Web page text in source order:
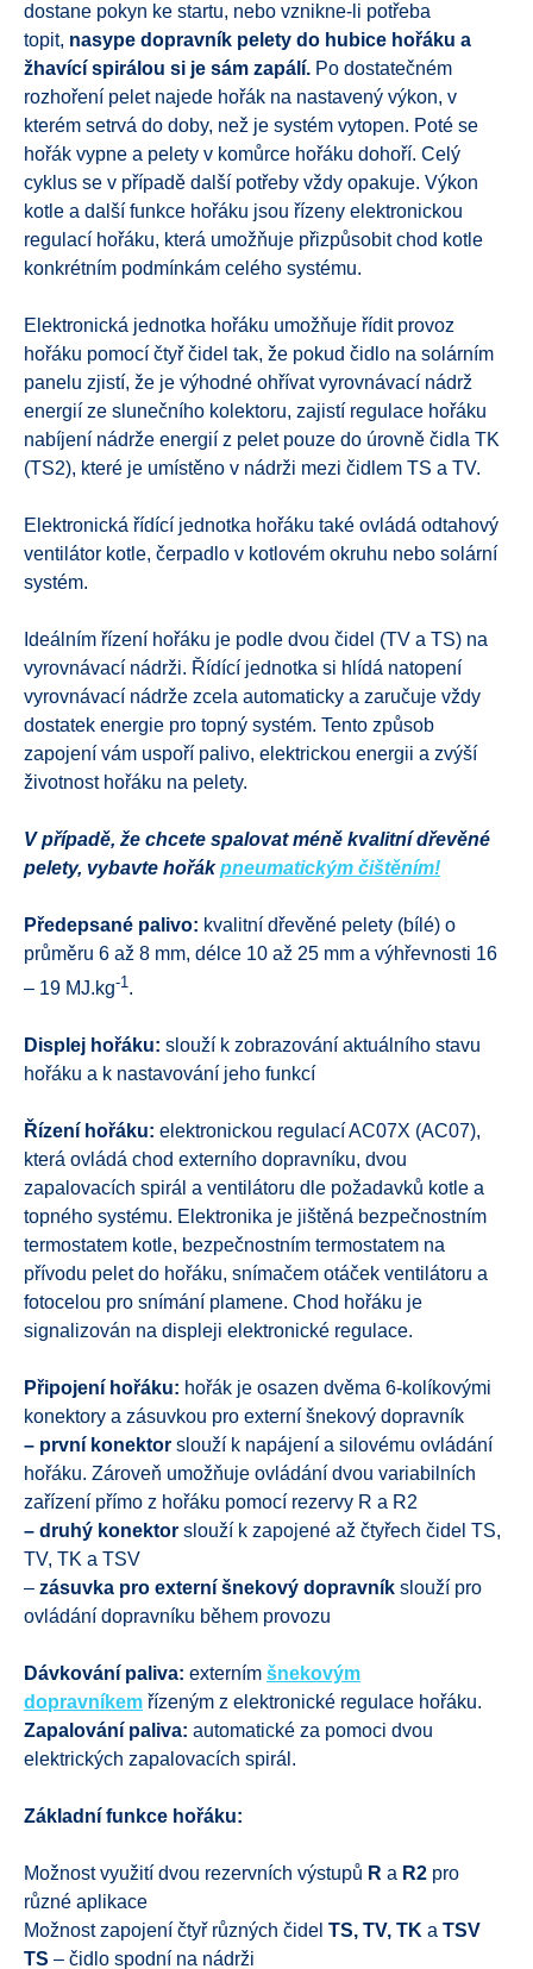
dostane pokyn ke startu, nebo vznikne-li potřeba
topit, nasype dopravník pelety do hubice hořáku a
žhavící spirálou si je sám zapálí. Po dostatečném
rozhoření pelet najede hořák na nastavený výkon, v
kterém setrvá do doby, než je systém vytopen. Poté se
hořák vypne a pelety v komůrce hořáku dohoří. Celý
cyklus se v případě další potřeby vždy opakuje. Výkon
kotle a další funkce hořáku jsou řízeny elektronickou
regulací hořáku, která umožňuje přizpůsobit chod kotle
konkrétním podmínkám celého systému.
Elektronická jednotka hořáku umožňuje řídit provoz
hořáku pomocí čtyř čidel tak, že pokud čidlo na solárním
panelu zjistí, že je výhodné ohřívat vyrovnávací nádrž
energií ze slunečního kolektoru, zajistí regulace hořáku
nabíjení nádrže energií z pelet pouze do úrovně čidla TK
(TS2), které je umístěno v nádrži mezi čidlem TS a TV.
Elektronická řídící jednotka hořáku také ovládá odtahový
ventilátor kotle, čerpadlo v kotlovém okruhu nebo solární
systém.
Ideálním řízení hořáku je podle dvou čidel (TV a TS) na
vyrovnávací nádrži. Řídící jednotka si hlídá natopení
vyrovnávací nádrže zcela automaticky a zaručuje vždy
dostatek energie pro topný systém. Tento způsob
zapojení vám uspoří palivo, elektrickou energii a zvýší
životnost hořáku na pelety.
V případě, že chcete spalovat méně kvalitní dřevěné
pelety, vybavte hořákpneumatickým čištěním!
Předepsané palivo: kvalitní dřevěné pelety (bílé) o
průměru 6 až 8 mm, délce 10 až 25 mm a výhřevnosti 16
– 19 MJ.kg-1.
Displej hořáku: slouží k zobrazování aktuálního stavu
hořáku a k nastavování jeho funkcí
Řízení hořáku: elektronickou regulací AC07X (AC07),
která ovládá chod externího dopravníku, dvou
zapalovacích spirál a ventilátoru dle požadavků kotle a
topného systému. Elektronika je jištěná bezpečnostním
termostatem kotle, bezpečnostním termostatem na
přívodu pelet do hořáku, snímačem otáček ventilátoru a
fotocelou pro snímání plamene. Chod hořáku je
signalizován na displeji elektronické regulace.
Připojení hořáku: hořák je osazen dvěma 6-kolíkovými
konektory a zásuvkou pro externí šnekový dopravník
– první konektor slouží k napájení a silovému ovládání
hořáku. Zároveň umožňuje ovládání dvou variabilních
zařízení přímo z hořáku pomocí rezervy R a R2
– druhý konektor slouží k zapojené až čtyřech čidel TS,
TV, TK a TSV
– zásuvka pro externí šnekový dopravník slouží pro
ovládání dopravníku během provozu
Dávkování paliva: externím šnekovým
dopravníkem řízeným z elektronické regulace hořáku.
Zapalování paliva: automatické za pomoci dvou
elektrických zapalovacích spirál.
Základní funkce hořáku:
Možnost využití dvou rezervních výstupů R a R2 pro
různé aplikace
Možnost zapojení čtyř různých čidel TS, TV, TK a TSV
TS – čidlo spodní na nádrži